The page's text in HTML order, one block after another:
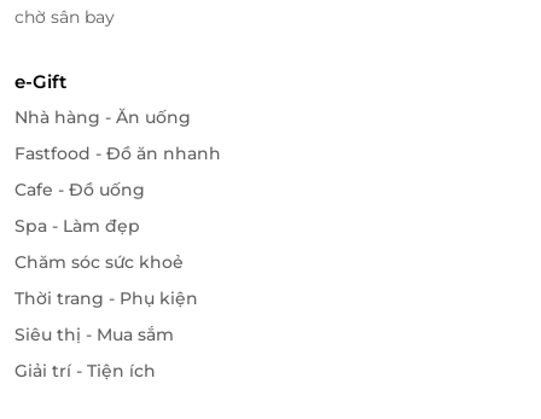
chờ sân bay
e-Gift
Nhà hàng - Ăn uống
Fastfood - Đồ ăn nhanh
Cafe - Đồ uống
Spa - Làm đẹp
Chăm sóc sức khoẻ
Thời trang - Phụ kiện
Siêu thị - Mua sắm
Giải trí - Tiện ích